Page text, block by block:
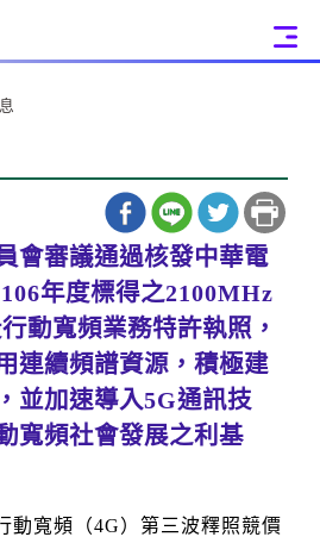
會審議通過核發中華電
年度標得之2100MHz
動寬頻業務特許執照，
連續頻譜資源，積極建
並加速導入5G通訊技
寬頻社會發展之利基
動寬頻（4G）第三波釋照競價